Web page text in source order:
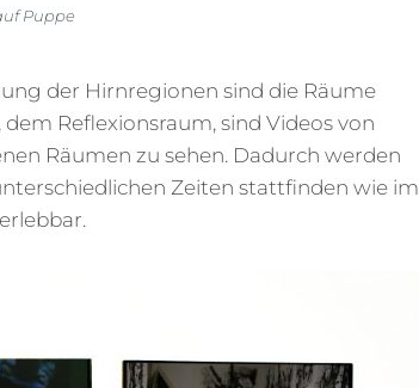
Puppe
der Hirnregionen sind die Räume
Reflexionsraum, sind Videos von
Räumen zu sehen. Dadurch werden
Zeiten stattfinden wie im